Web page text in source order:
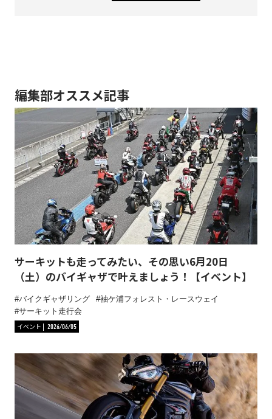
編集部オススメ記事
サーキットも走ってみたい、その思い6月20日
（土）のバイギャザで叶えましょう！【イベント】
バイクギャザリング
袖ケ浦フォレスト・レースウェイ
サーキット走行会
イベント
2026/06/05